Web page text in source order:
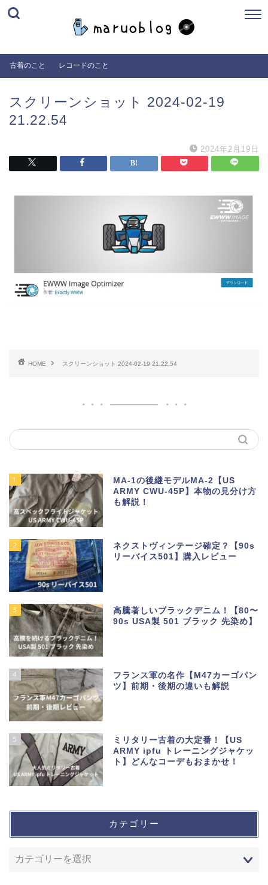
古着のこと レコードのこと
スクリーンショット 2024-02-19
21.22.54
2024年2月19日
HOME スクリーンショット 2024-02-19 21.22.54
1
MA-1の後継モデルMA-2【US
ARMY CWU-45P】本物の見分け方
も解説！
2
ネクストヴィンテージ確定？【90s
リーバイス501】購入レビュー
3
高騰著しいブラックデニム！【80〜
90s USA製 501 ブラック 先染め】
4
フランス軍の名作【M47カーゴパン
ツ】前期・後期の違いも解説
5
ミリタリー古着の大定番！【US
ARMY ipfu トレーニングジャケッ
ト】どんなコーデもおまかせ！
カテゴリー